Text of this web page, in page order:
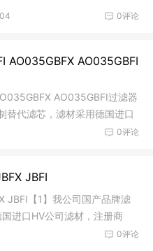
0评论
AO035GBFX AO035GBFI
AO035GBFI过滤器
替代滤芯，滤材采用德国进口
0评论
JBFI
JBFI【1】我公司国产品牌滤
进口HV公司滤材，注册商
0评论